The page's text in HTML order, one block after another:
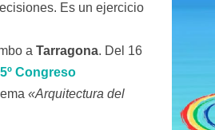
Es un ejercicio
a Tarragona. Del 16
Congreso
«Arquitectura del